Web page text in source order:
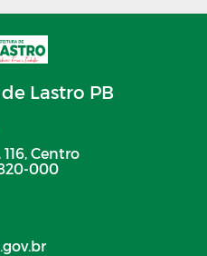
Lastro PB
Centro
000